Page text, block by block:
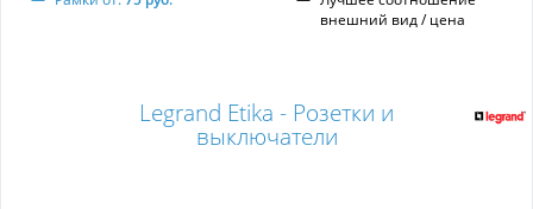
внешний вид / цена
Legrand Etika - Розетки и
выключатели